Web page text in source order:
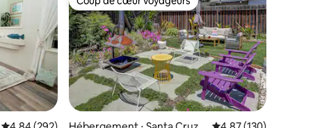
Coup de cœur voyageurs